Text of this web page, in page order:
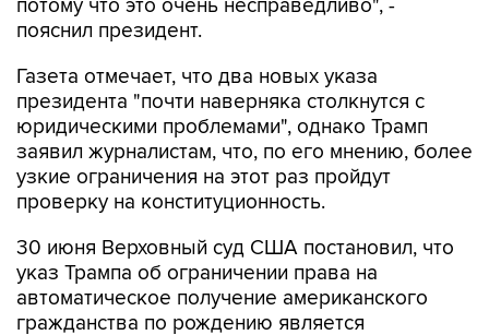
Газета отмечает, что два новых указа
юридическими проблемами", однако Трамп
заявил журналистам, что, по его мнению, более
узкие ограничения на этот раз пройдут
проверку на конституционность.
30 июня Верховный суд США постановил, что
автоматическое получение американского
гражданства по рождению является
незаконным.